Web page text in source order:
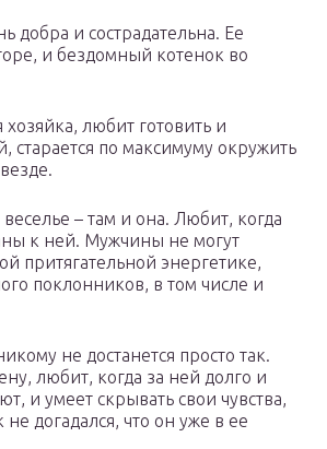
добра и сострадательна. Ее
и бездомный котенок во
любит готовить и
старается по максимуму окружить
– там и она. Любит, когда
к ней. Мужчины не могут
притягательной энергетике,
поклонников, в том числе и
не достанется просто так.
любит, когда за ней долго и
и умеет скрывать свои чувства,
догадался, что он уже в ее